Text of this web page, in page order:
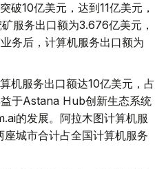
破10亿美元，达到11亿美元，
服务出口额为3.676亿美元，
务后，计算机服务出口额为
机服务出口额达10亿美元，占
于Astana Hub创新生态系统
的发展。阿拉木图计算机服
城市合计占全国计算机服务